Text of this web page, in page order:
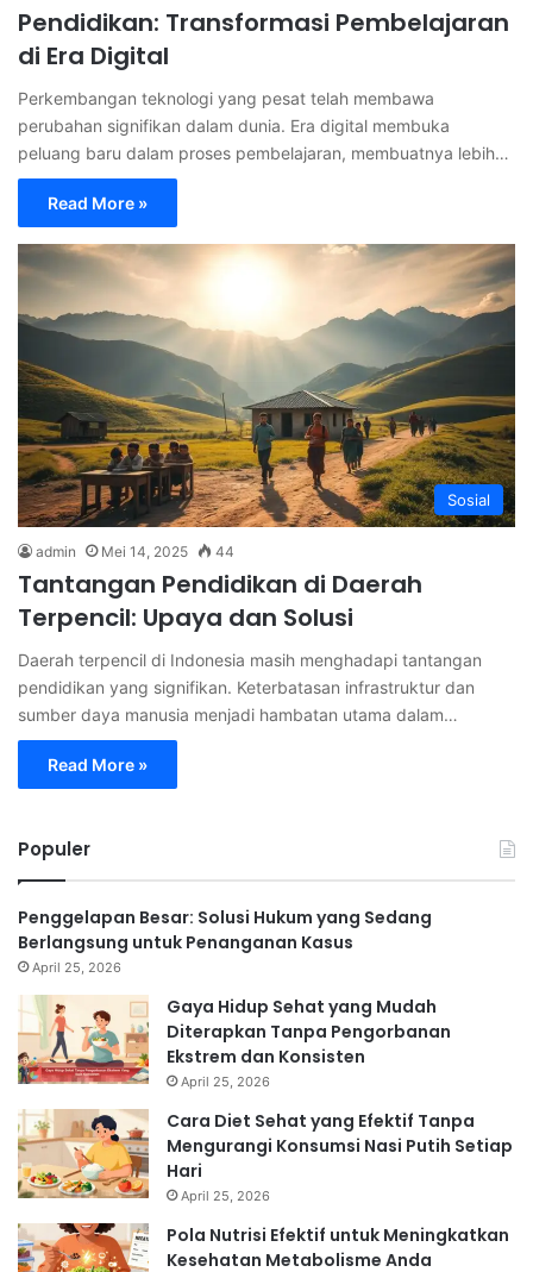
Pendidikan: Transformasi Pembelajaran
di Era Digital
Perkembangan teknologi yang pesat telah membawa
perubahan signifikan dalam dunia. Era digital membuka
peluang baru dalam proses pembelajaran, membuatnya lebih…
Read More »
Sosial
admin Mei 14, 2025 44
Tantangan Pendidikan di Daerah
Terpencil: Upaya dan Solusi
Daerah terpencil di Indonesia masih menghadapi tantangan
pendidikan yang signifikan. Keterbatasan infrastruktur dan
sumber daya manusia menjadi hambatan utama dalam…
Read More »
Populer
Penggelapan Besar: Solusi Hukum yang Sedang
Berlangsung untuk Penanganan Kasus
April 25, 2026
Gaya Hidup Sehat yang Mudah
Diterapkan Tanpa Pengorbanan
Ekstrem dan Konsisten
April 25, 2026
Cara Diet Sehat yang Efektif Tanpa
Mengurangi Konsumsi Nasi Putih Setiap
Hari
April 25, 2026
Pola Nutrisi Efektif untuk Meningkatkan
Kesehatan Metabolisme Anda